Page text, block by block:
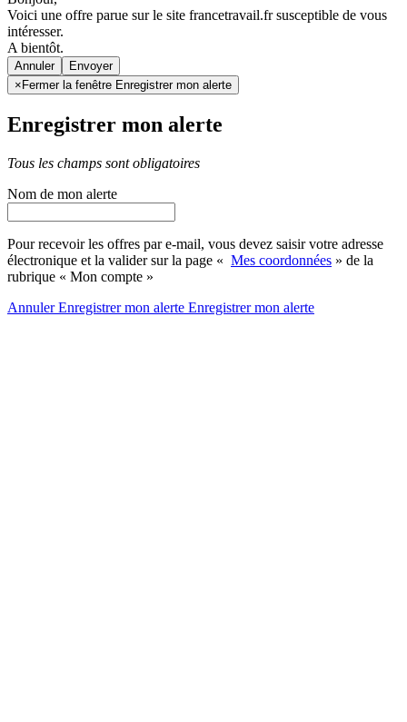
Voici une offre parue sur le site francetravail.fr susceptible de vous
intéresser.
A bientôt.
Annuler
× Fermer la fenêtre Enregistrer mon alerte
Enregistrer mon alerte
Tous les champs sont obligatoires
Nom de mon alerte
Pour recevoir les offres par e-mail, vous devez saisir votre adresse
électronique et la valider sur la page « Mes coordonnées » de la
rubrique « Mon compte »
AnnulerEnregistrer mon alerte Enregistrermon alerte